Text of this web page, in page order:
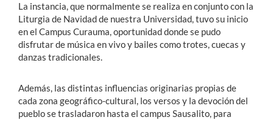
La instancia, que normalmente se realiza en conjunto con la
Liturgia de Navidad de nuestra Universidad, tuvo su inicio
en el Campus Curauma, oportunidad donde se pudo
disfrutar de música en vivo y bailes como trotes, cuecas y
danzas tradicionales.
Además, las distintas influencias originarias propias de
cada zona geográfico-cultural, los versos y la devoción del
pueblo se trasladaron hasta el campus Sausalito, para